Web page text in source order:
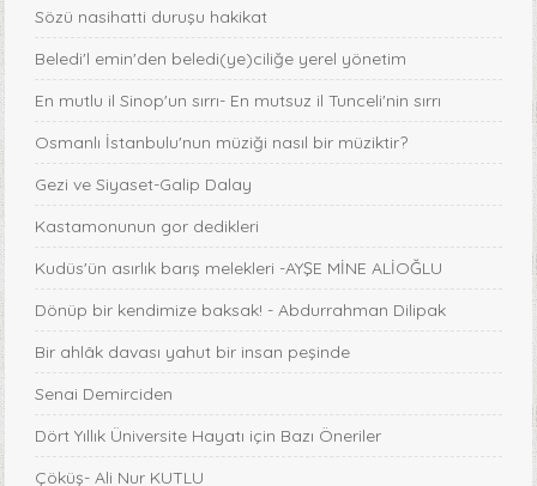
Sözü nasihatti duruşu hakikat
Beledi'l emin'den beledi(ye)ciliğe yerel yönetim
En mutlu il Sinop'un sırrı- En mutsuz il Tunceli'nin sırrı
Osmanlı İstanbulu'nun müziği nasıl bir müziktir?
Gezi ve Siyaset-Galip Dalay
Kastamonunun gor dedikleri
Kudüs'ün asırlık barış melekleri -AYŞE MİNE ALİOĞLU
Dönüp bir kendimize baksak! - Abdurrahman Dilipak
Bir ahlâk davası yahut bir insan peşinde
Senai Demirciden
Dört Yıllık Üniversite Hayatı için Bazı Öneriler
Çöküş- Ali Nur KUTLU